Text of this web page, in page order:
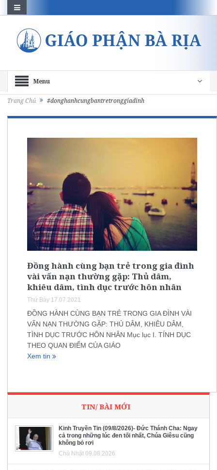
Menu
Trang Chủ #donghanhcungbantretronggiadinh
Đồng hành cùng bạn trẻ trong gia đình
vài vấn nạn thường gặp: Thủ dâm,
khiêu dâm, tình dục trước hôn nhân
Thứ Bảy 17.07.2021
ĐỒNG HÀNH CÙNG BẠN TRẺ TRONG GIA ĐÌNH VÀI
VẤN NẠN THƯỜNG GẶP: THỦ DÂM, KHIÊU DÂM,
TÌNH DỤC TRƯỚC HÔN NHÂN Mục lục I. TÍNH DỤC
THEO QUAN ĐIỂM CỦA GIÁO
Xem tin
TIN/ BÀI MỚI
Kinh Truyền Tin (09/8/2026)- Đức Thánh Cha: Ngay
cả trong những lúc đen tối nhất, Chúa Giêsu cũng
không bỏ rơi
Chủ Nhật 09.08.2026